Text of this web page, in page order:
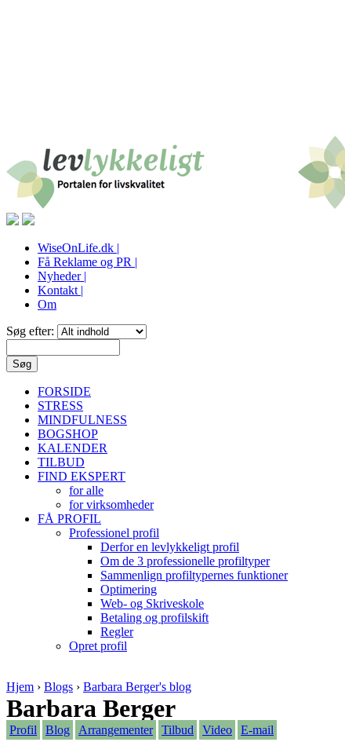
WiseOnLife.dk |
Få Reklame og PR |
Nyheder |
Kontakt |
Om
Søg efter:
FORSIDE
STRESS
MINDFULNESS
BOGSHOP
KALENDER
TILBUD
FIND EKSPERT
for alle
for virksomheder
FÅ PROFIL
Professionel profil
Derfor en levlykkeligt profil
Om de 3 professionelle profiltyper
Sammenlign profiltypernes funktioner
Optimering
Web- og Skriveskole
Betaling og profilskift
Regler
Opret profil
Hjem › Blogs › Barbara Berger's blog
Barbara Berger
Profil Blog Arrangementer Tilbud Video E-mail